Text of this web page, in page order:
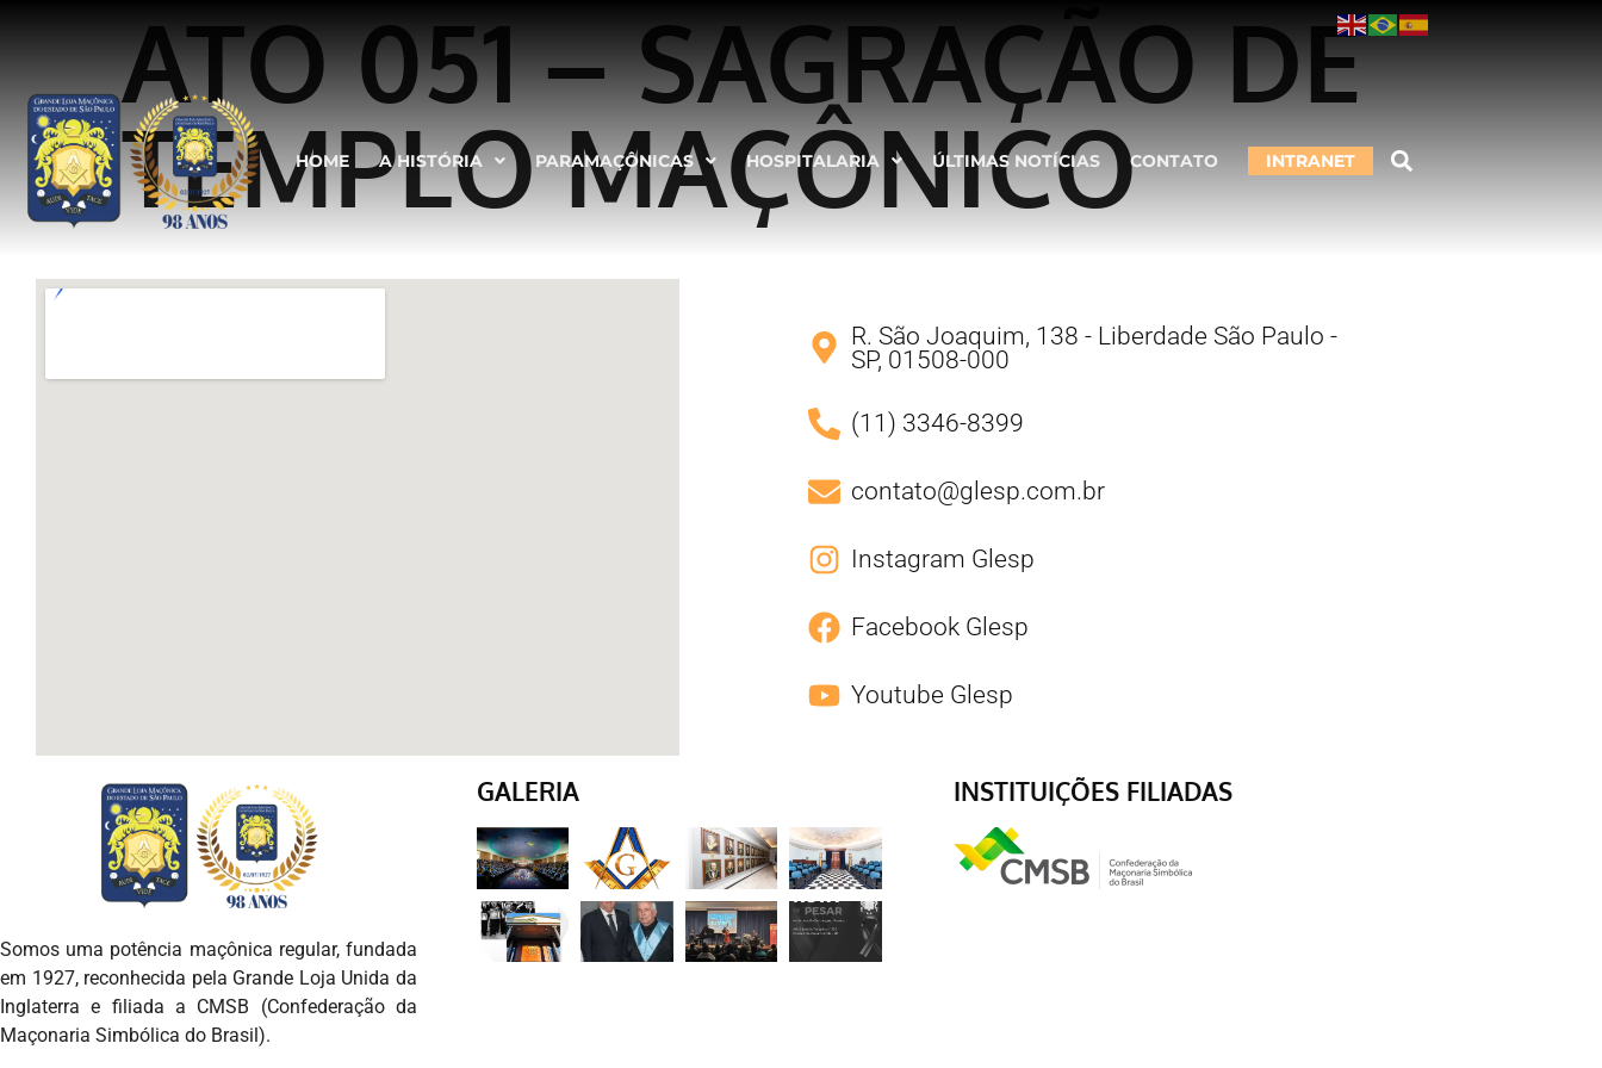
HOME A HISTÓRIA PARAMAÇÔNICAS HOSPITALARIA ÚLTIMAS NOTÍCIAS CONTATO INTRANET
ATO 051 – SAGRAÇÃO DE
TEMPLO MAÇÔNICO
R. São Joaquim, 138 - Liberdade São Paulo -
SP, 01508-000
(11) 3346-8399
contato@glesp.com.br
Instagram Glesp
Facebook Glesp
Youtube Glesp
Somos uma potência maçônica regular, fundada
em 1927, reconhecida pela Grande Loja Unida da
Inglaterra e filiada a CMSB (Confederação da
Maçonaria Simbólica do Brasil).
GALERIA INSTITUIÇÕES FILIADAS